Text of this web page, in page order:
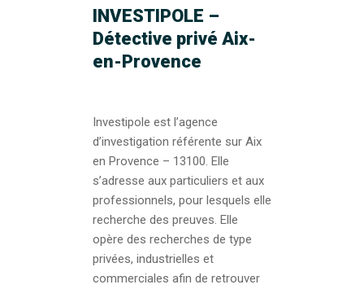
INVESTIPOLE –
Détective privé Aix-
en-Provence
Investipole est l’agence
d’investigation référente sur Aix
en Provence – 13100. Elle
s’adresse aux particuliers et aux
professionnels, pour lesquels elle
recherche des preuves. Elle
opère des recherches de type
privées, industrielles et
commerciales afin de retrouver